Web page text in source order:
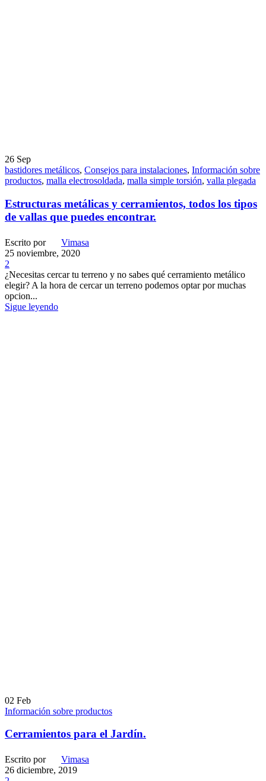
26 Sep
bastidores metálicos, Consejos para instalaciones, Información sobre
productos, malla electrosoldada, malla simple torsión, valla plegada
Estructuras metálicas y cerramientos, todos los tipos
de vallas que puedes encontrar.
Escrito por
Vimasa
25 noviembre, 2020
2
¿Necesitas cercar tu terreno y no sabes qué cerramiento metálico
elegir? A la hora de cercar un terreno podemos optar por muchas
opcion...
Sigue leyendo
02 Feb
Información sobre productos
Cerramientos para el Jardín.
Escrito por
Vimasa
26 diciembre, 2019